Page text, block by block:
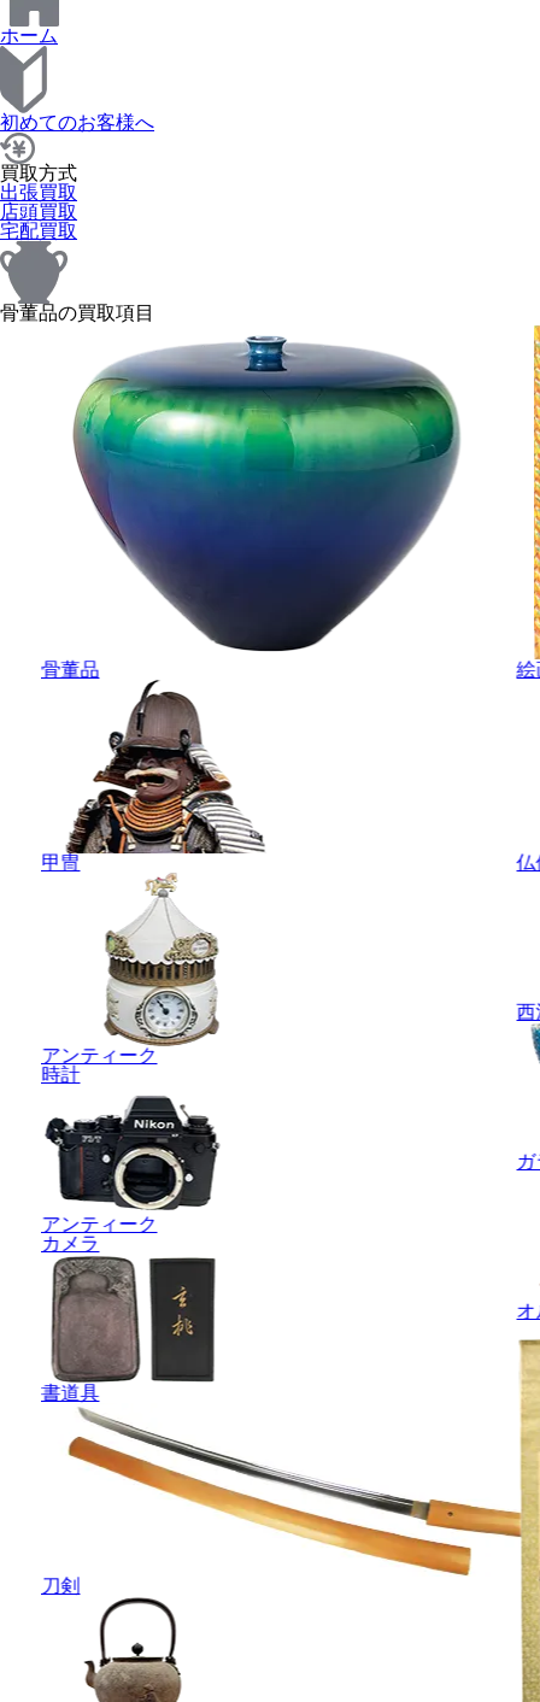
ホーム
初めてのお客様へ
買取方式
出張買取
店頭買取
宅配買取
骨董品の買取項目
骨董品
甲冑
アンティーク
時計
アンティーク
カメラ
書道具
刀剣
絵
仏
西
オ